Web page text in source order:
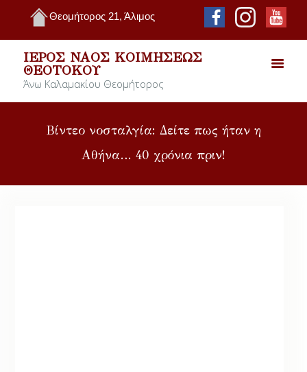
Θεομήτορος 21, Άλιμος
ΙΕΡΌΣ ΝΑΌΣ ΚΟΙΜΉΣΕΩΣ
ΘΕΟΤΌΚΟΥ
Άνω Καλαμακίου Θεομήτορος
Βίντεο νοσταλγία: Δείτε πως ήταν η
Αθήνα… 40 χρόνια πριν!